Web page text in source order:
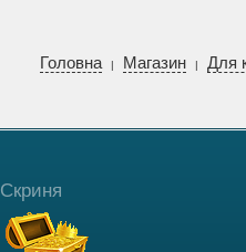
Головна | Магазин | Для
Скриня